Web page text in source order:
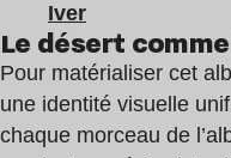
Iver
Le désert
Pour matérialiser cet
une identité visuelle
chaque morceau de